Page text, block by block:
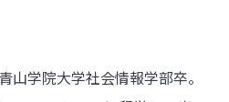
山学院大学社会情報学部卒。